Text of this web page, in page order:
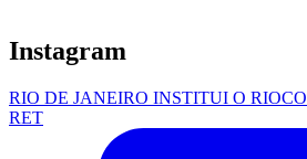
Instagram
RIO DE JANEIRO INSTITUI O
RET